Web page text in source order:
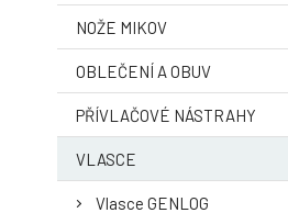
NOŽE MIKOV
OBLEČENÍ A OBUV
PŘÍVLAČOVÉ NÁSTRAHY
VLASCE
Vlasce GENLOG